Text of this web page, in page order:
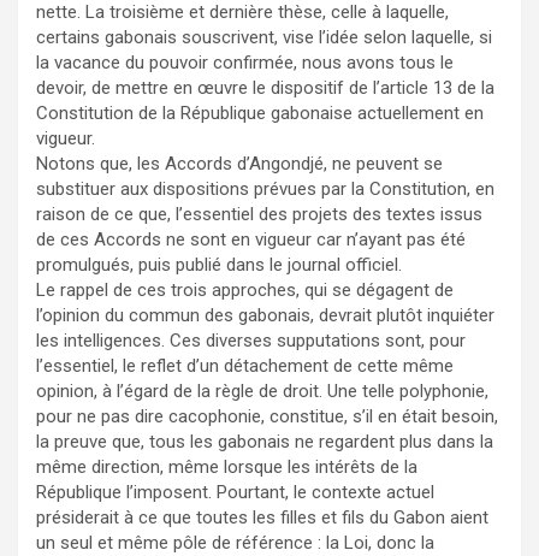
nette. La troisième et dernière thèse, celle à laquelle,
certains gabonais souscrivent, vise l’idée selon laquelle, si
la vacance du pouvoir confirmée, nous avons tous le
devoir, de mettre en œuvre le dispositif de l’article 13 de la
Constitution de la République gabonaise actuellement en
vigueur.
Notons que, les Accords d’Angondjé, ne peuvent se
substituer aux dispositions prévues par la Constitution, en
raison de ce que, l’essentiel des projets des textes issus
de ces Accords ne sont en vigueur car n’ayant pas été
promulgués, puis publié dans le journal officiel.
Le rappel de ces trois approches, qui se dégagent de
l’opinion du commun des gabonais, devrait plutôt inquiéter
les intelligences. Ces diverses supputations sont, pour
l’essentiel, le reflet d’un détachement de cette même
opinion, à l’égard de la règle de droit. Une telle polyphonie,
pour ne pas dire cacophonie, constitue, s’il en était besoin,
la preuve que, tous les gabonais ne regardent plus dans la
même direction, même lorsque les intérêts de la
République l’imposent. Pourtant, le contexte actuel
présiderait à ce que toutes les filles et fils du Gabon aient
un seul et même pôle de référence : la Loi, donc la